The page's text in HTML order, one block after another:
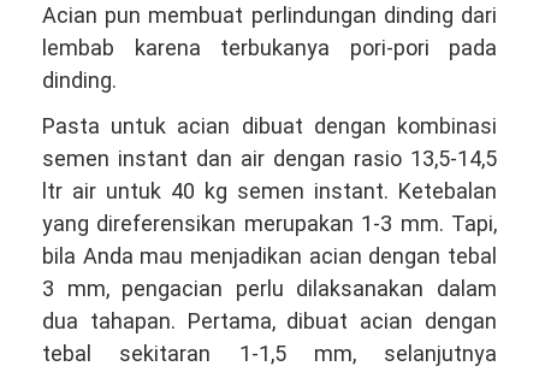
Acian pun membuat perlindungan dinding dari
lembab karena terbukanya pori-pori pada
dinding.
Pasta untuk acian dibuat dengan kombinasi
semen instant dan air dengan rasio 13,5-14,5
ltr air untuk 40 kg semen instant. Ketebalan
yang direferensikan merupakan 1-3 mm. Tapi,
bila Anda mau menjadikan acian dengan tebal
3 mm, pengacian perlu dilaksanakan dalam
dua tahapan. Pertama, dibuat acian dengan
tebal sekitaran 1-1,5 mm, selanjutnya